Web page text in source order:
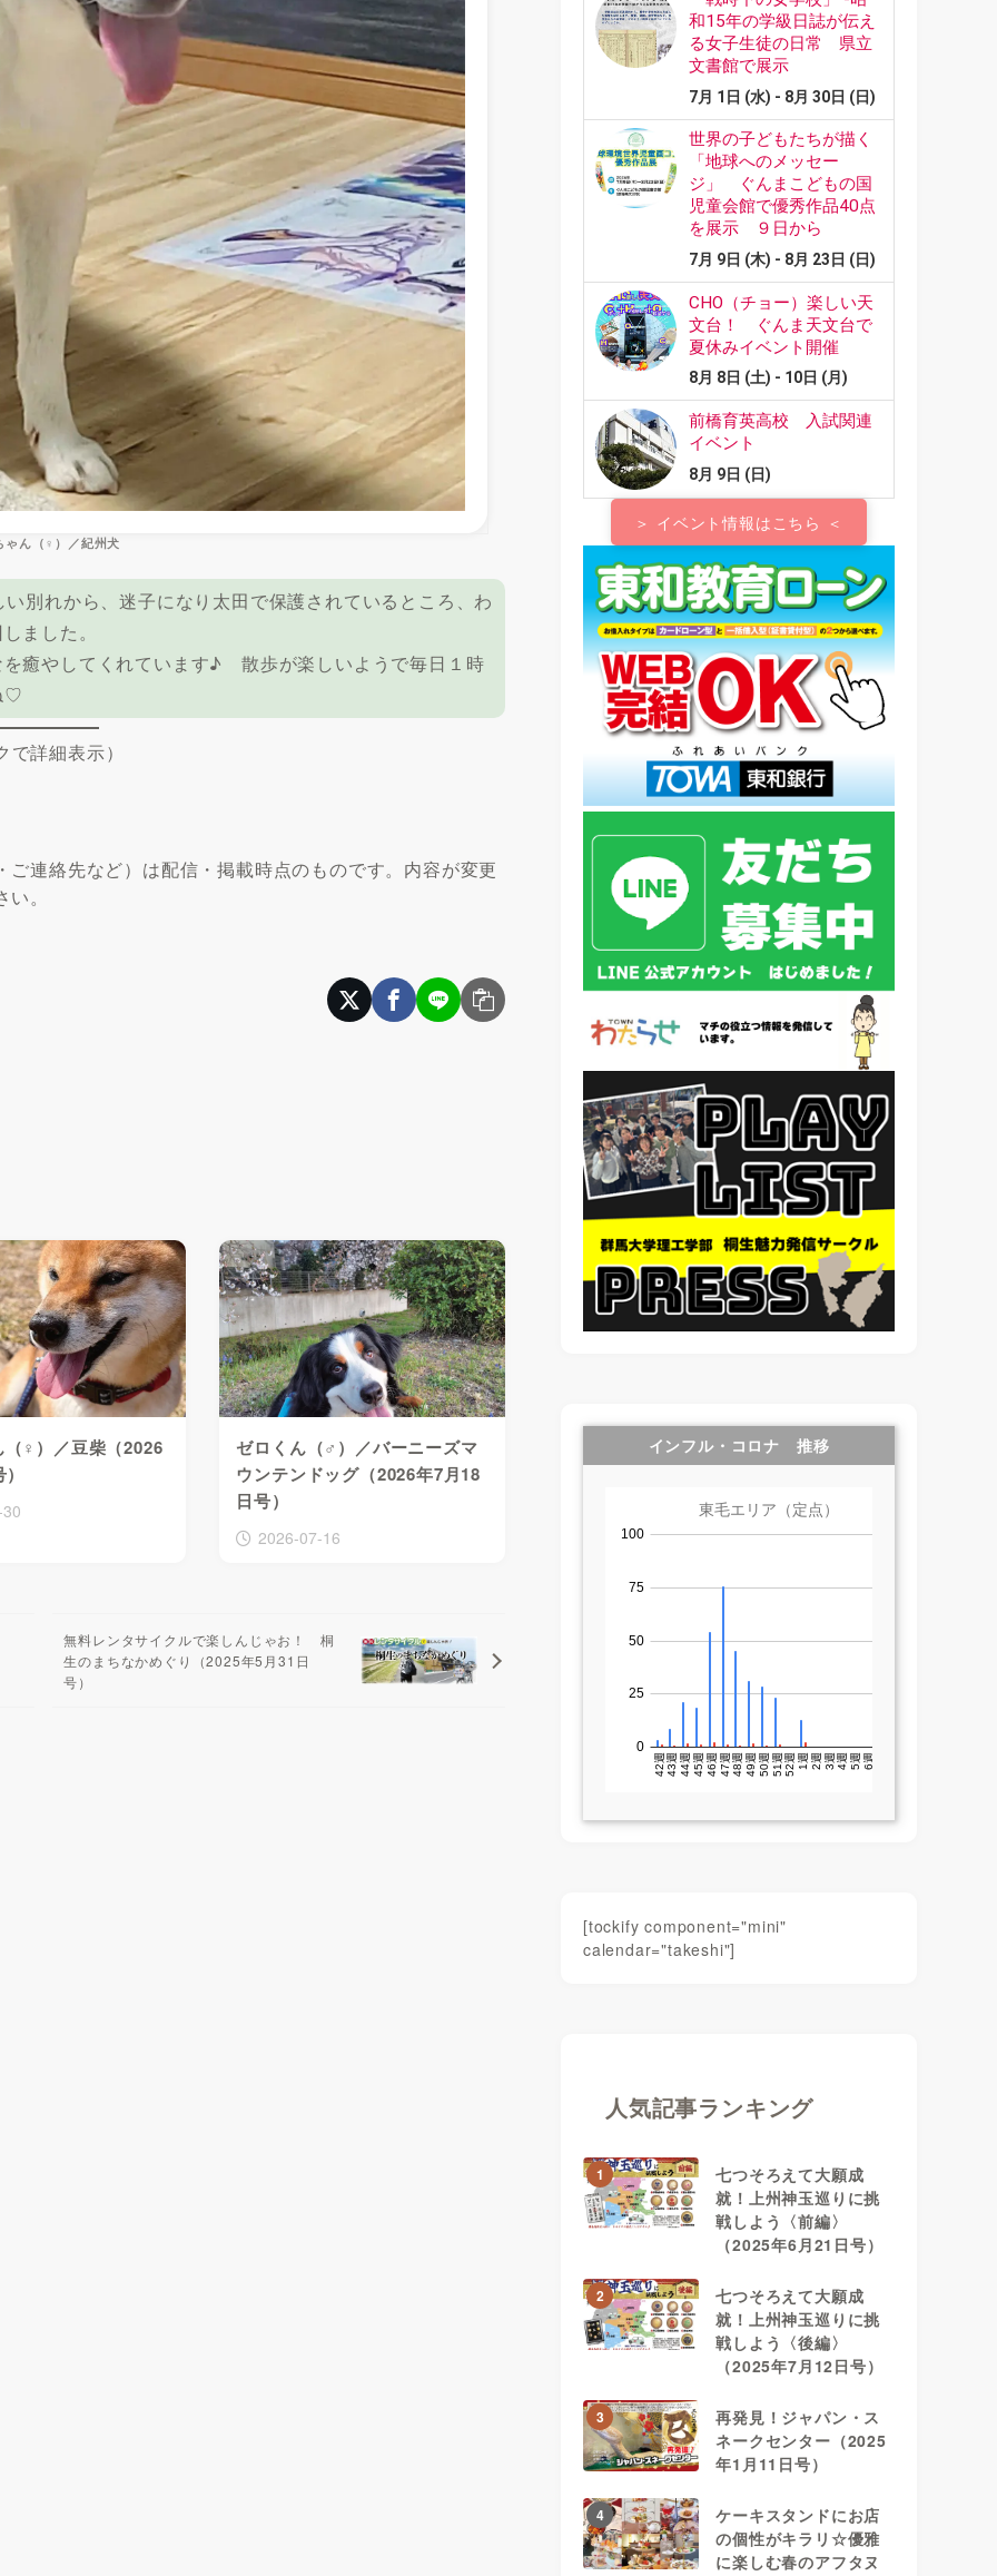
ゃん（♀）／紀州犬
れから、迷子になり太田で保護されているところ、わ
ました。
癒やしてくれています♪ 散歩が楽しいようで毎日１時
♡
で詳細表示）
連絡先など）は配信・掲載時点のものです。内容が変更
。
（♀）／豆柴（2026
ゼロくん（♂）／バーニーズマ
ウンテンドッグ（2026年7月18
日号）
2026-07-16
無料レンタサイクルで楽しんじゃお！ 桐
生のまちなかめぐり（2025年5月31日
号）
＞ イベント情報はこちら ＜
インフル・コロナ 推移
[tockify component="mini"
calendar="takeshi"]
人気記事ランキング
1
七つそろえて大願成
就！上州神玉巡りに挑
戦しよう〈前編〉
（2025年6月21日号）
2
七つそろえて大願成
就！上州神玉巡りに挑
戦しよう〈後編〉
（2025年7月12日号）
3
再発見！ジャパン・ス
ネークセンター（2025
年1月11日号）
4
ケーキスタンドにお店
の個性がキラリ☆優雅
に楽しむ春のアフタヌ